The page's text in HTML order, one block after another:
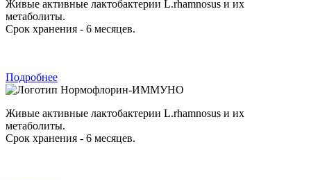
Живые активные лактобактерии L.rhamnosus и их
метаболиты.
Срок хранения - 6 месяцев.
Подробнее
Нормофлорин-ИММУНО
Живые активные лактобактерии L.rhamnosus и их
метаболиты.
Срок хранения - 6 месяцев.